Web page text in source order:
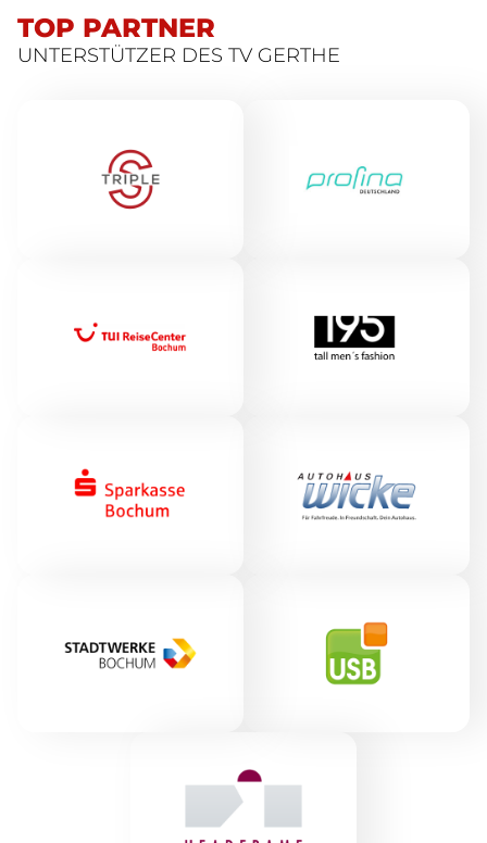
TOP PARTNER
UNTERSTÜTZER DES TV GERTHE